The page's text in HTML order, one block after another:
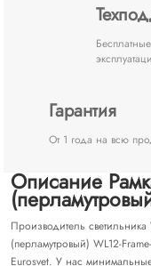
Гарантия
От 1 года на всю
Описание
Производитель
(перламутровый) WL12-
Eurosvet. У нас